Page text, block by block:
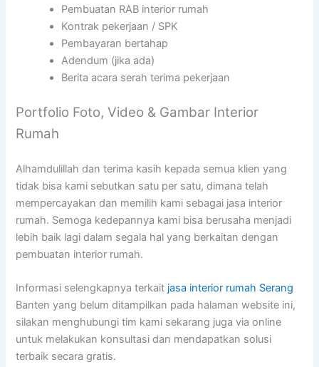
Pembuatan RAB interior rumah
Kontrak pekerjaan / SPK
Pembayaran bertahap
Adendum (jika ada)
Berita acara serah terima pekerjaan
Portfolio Foto, Video & Gambar Interior
Rumah
Alhamdulillah dan terima kasih kepada semua klien yang
tidak bisa kami sebutkan satu per satu, dimana telah
mempercayakan dan memilih kami sebagai jasa interior
rumah. Semoga kedepannya kami bisa berusaha menjadi
lebih baik lagi dalam segala hal yang berkaitan dengan
pembuatan interior rumah.
Informasi selengkapnya terkait jasa interior rumah Serang
Banten yang belum ditampilkan pada halaman website ini,
silakan menghubungi tim kami sekarang juga via online
untuk melakukan konsultasi dan mendapatkan solusi
terbaik secara gratis.